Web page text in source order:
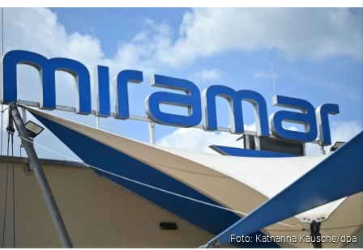
Foto: Katharina Kausche/dpa